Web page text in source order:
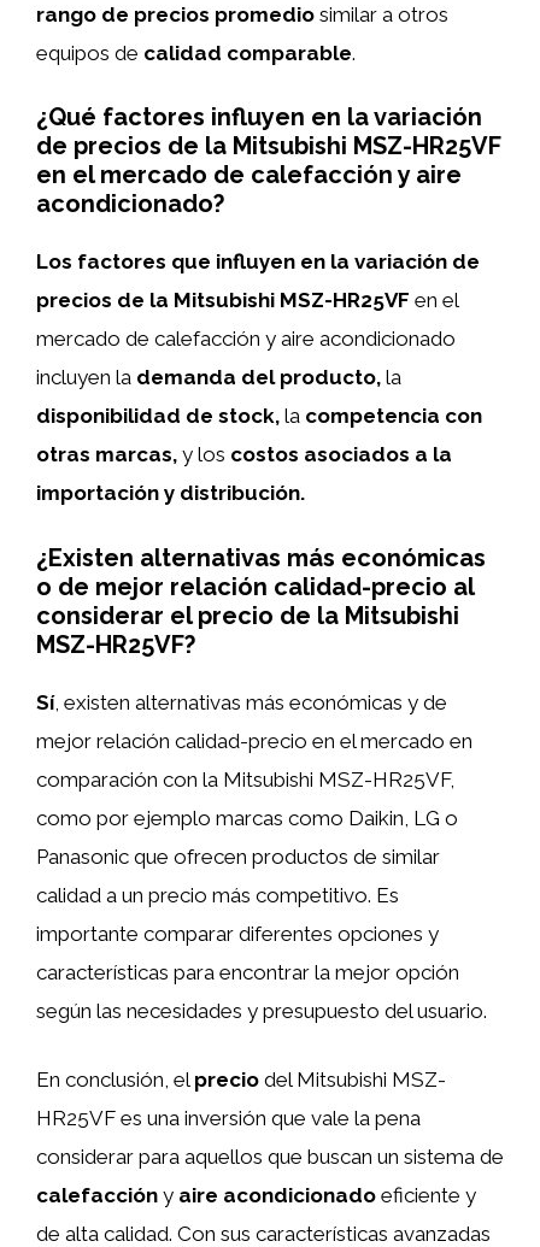
rango de precios promedio similar a otros
equipos de calidad comparable.
¿Qué factores influyen en la variación
de precios de la Mitsubishi MSZ-HR25VF
en el mercado de calefacción y aire
acondicionado?
Los factores que influyen en la variación de
precios de la Mitsubishi MSZ-HR25VF en el
mercado de calefacción y aire acondicionado
incluyen la demanda del producto, la
disponibilidad de stock, la competencia con
otras marcas, y los costos asociados a la
importación y distribución.
¿Existen alternativas más económicas
o de mejor relación calidad-precio al
considerar el precio de la Mitsubishi
MSZ-HR25VF?
Sí, existen alternativas más económicas y de
mejor relación calidad-precio en el mercado en
comparación con la Mitsubishi MSZ-HR25VF,
como por ejemplo marcas como Daikin, LG o
Panasonic que ofrecen productos de similar
calidad a un precio más competitivo. Es
importante comparar diferentes opciones y
características para encontrar la mejor opción
según las necesidades y presupuesto del usuario.
En conclusión, el precio del Mitsubishi MSZ-
HR25VF es una inversión que vale la pena
considerar para aquellos que buscan un sistema de
calefacción y aire acondicionado eficiente y
de alta calidad. Con sus características avanzadas